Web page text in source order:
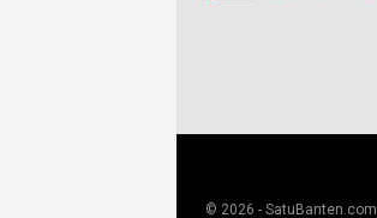
© 2026 -